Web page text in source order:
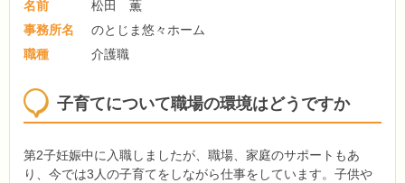
名前
松田 薫
事務所名
のとじま悠々ホーム
職種
介護職
子育てについて職場の環境はどうですか
第2子妊娠中に入職しましたが、職場、家庭のサポートもあ
り、今では3人の子育てをしながら仕事をしています。子供や